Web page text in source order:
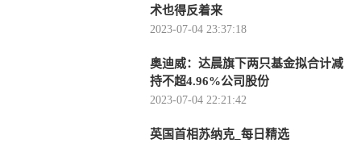
术也得反着来
2023-07-04 23:37:18
奥迪威：达晨旗下两只基金拟合计减
持不超4.96%公司股份
2023-07-04 22:21:42
英国首相苏纳克_每日精选